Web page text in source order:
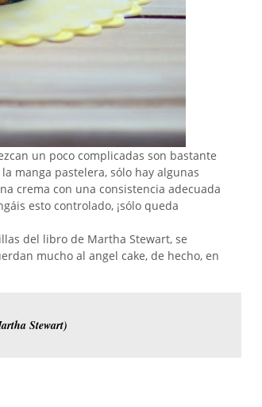
un poco complicadas son bastante
manga pastelera, sólo hay algunas
crema con una consistencia adecuada
esto controlado, ¡sólo queda
del libro de Martha Stewart, se
mucho al angel cake, de hecho, en
Stewart)